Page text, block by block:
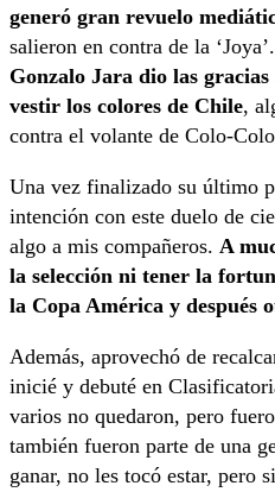
generó gran revuelo
salieron en contra de la
Gonzalo Jara dio las
vestir los colores de Chile,
contra el volante de Colo-
Una vez finalizado su último
intención con este duelo de
algo a mis compañeros. A
la selección ni tener la
la Copa América y después
Además, aprovechó de
inicié y debuté en
varios no quedaron, pero
también fueron parte de una
ganar, no les tocó estar, pero